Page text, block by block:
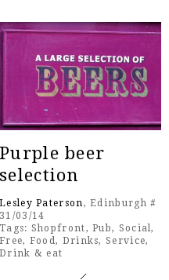
Purple beer
selection
Lesley Paterson, Edinburgh #
31/03/14
Tags: Shopfront,Pub, Social,
Free, Food, Drinks,Service,
Drink & eat